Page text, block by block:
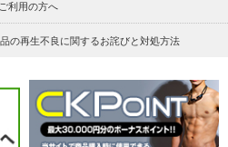
利用の方へ
の再生不良に関するお詫びと対処方法